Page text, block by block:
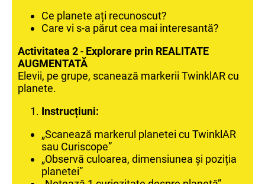
Ce planete ați recunoscut?
Care vi s-a părut cea mai interesantă?
Activitatea 2- Explorare prin REALITATE
AUGMENTATĂ
Elevii, pe grupe, scanează markerii TwinklAR cu
planete.
Instrucțiuni:
„Scanează markerul planetei cu TwinklAR
sau Curiscope”
„Observă culoarea, dimensiunea și poziția
planetei”